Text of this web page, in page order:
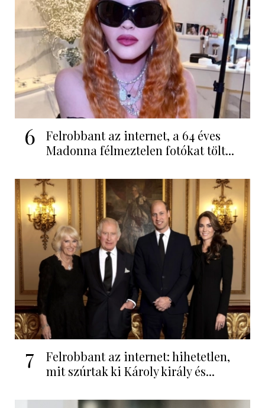
6
Felrobbant az internet, a 64 éves
Madonna félmeztelen fotókat tölt...
7
Felrobbant az internet: hihetetlen,
mit szúrtak ki Károly király és...